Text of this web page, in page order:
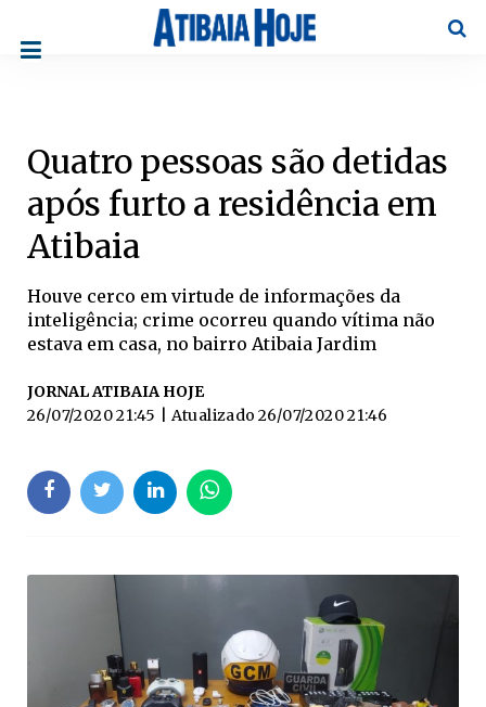
Quatro pessoas são detidas
após furto a residência em
Atibaia
Houve cerco em virtude de informações da
inteligência; crime ocorreu quando vítima não
estava em casa, no bairro Atibaia Jardim
JORNAL ATIBAIA HOJE
26/07/2020 21:45
| Atualizado 26/07/2020 21:46